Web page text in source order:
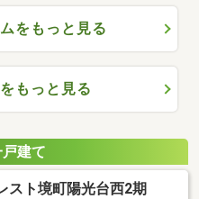
をもっと見る
もっと見る
建て
スト境町陽光台西2期